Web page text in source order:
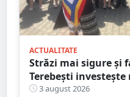
ACTUALITATE
Străzi mai sigure și
Terebești
public
3 august 2026